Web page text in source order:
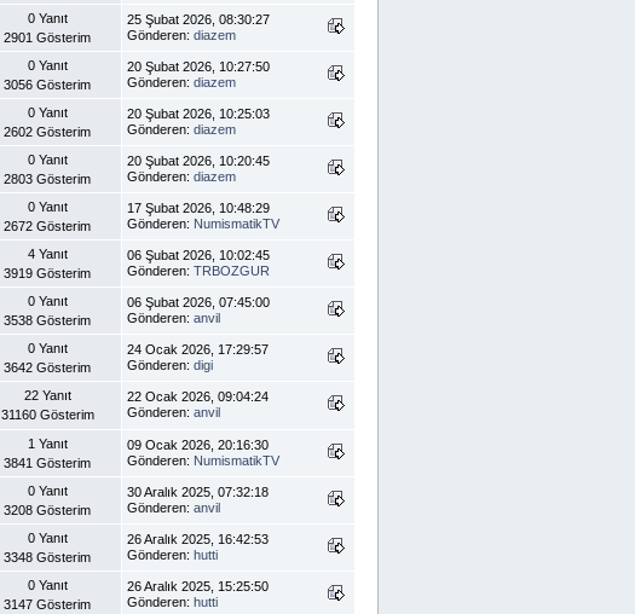
0 Yanıt
2901 Gösterim
25 Şubat 2026, 08:30:27
Gönderen: diazem
0 Yanıt
3056 Gösterim
20 Şubat 2026, 10:27:50
Gönderen: diazem
0 Yanıt
2602 Gösterim
20 Şubat 2026, 10:25:03
Gönderen: diazem
0 Yanıt
2803 Gösterim
20 Şubat 2026, 10:20:45
Gönderen: diazem
0 Yanıt
2672 Gösterim
17 Şubat 2026, 10:48:29
Gönderen: NumismatikTV
4 Yanıt
3919 Gösterim
06 Şubat 2026, 10:02:45
Gönderen: TRBOZGUR
0 Yanıt
3538 Gösterim
06 Şubat 2026, 07:45:00
Gönderen: anvil
0 Yanıt
3642 Gösterim
24 Ocak 2026, 17:29:57
Gönderen: digi
22 Yanıt
31160 Gösterim
22 Ocak 2026, 09:04:24
Gönderen: anvil
1 Yanıt
3841 Gösterim
09 Ocak 2026, 20:16:30
Gönderen: NumismatikTV
0 Yanıt
3208 Gösterim
30 Aralık 2025, 07:32:18
Gönderen: anvil
0 Yanıt
3348 Gösterim
26 Aralık 2025, 16:42:53
Gönderen: hutti
0 Yanıt
3147 Gösterim
26 Aralık 2025, 15:25:50
Gönderen: hutti